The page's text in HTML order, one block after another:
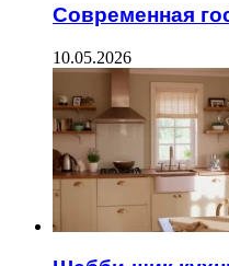
Современная
10.05.2026